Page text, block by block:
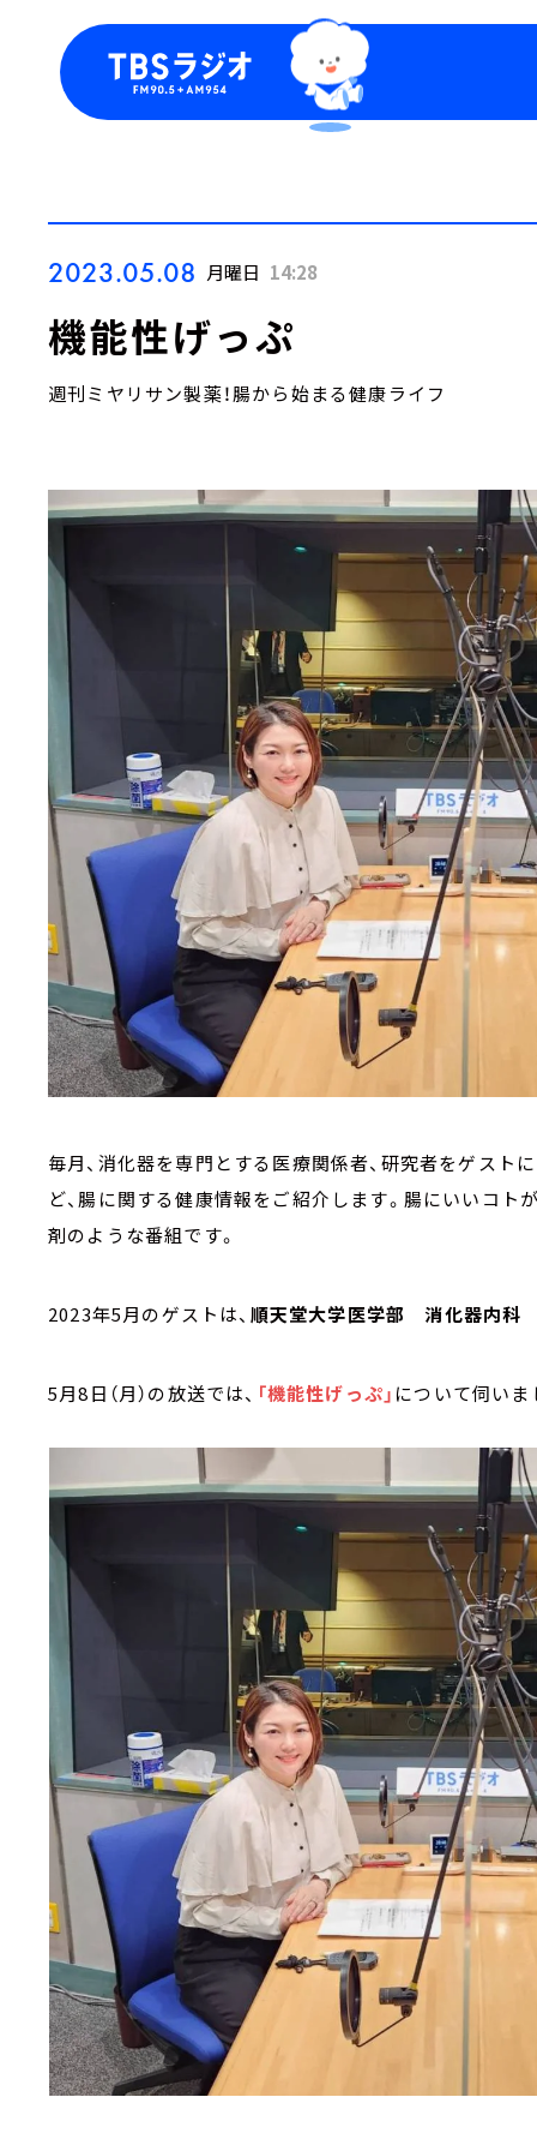
2023.05.08 月曜日 14:28
機能性げっぷ
週刊ミヤリサン製薬！腸から始まる健康ライフ
毎月、消化器を専門とする医療関係者、研究者をゲスト
ど、腸に関する健康情報をご紹介します。腸にいいコト
剤のような番組です。
2023年5月のゲストは、 順天堂大学医学部 消化器内科
5月8日（月）の放送では、 「機能性げっぷ」 について伺いま